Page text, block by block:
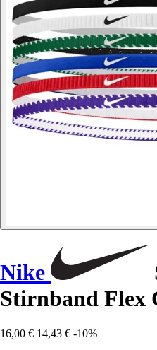
Nike
Stirnband Flex
16,00 € 14,43 € -10%